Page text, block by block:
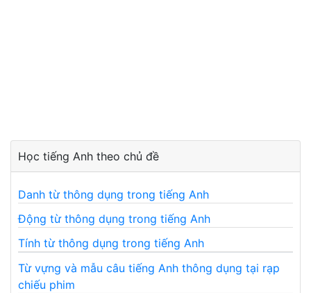
Học tiếng Anh theo chủ đề
Danh từ thông dụng trong tiếng Anh
Động từ thông dụng trong tiếng Anh
Tính từ thông dụng trong tiếng Anh
Từ vựng và mẫu câu tiếng Anh thông dụng tại rạp
chiếu phim